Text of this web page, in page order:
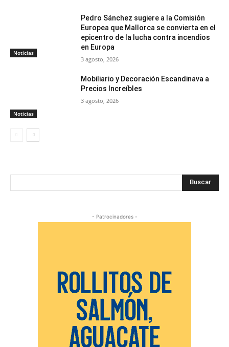
Noticias
Pedro Sánchez sugiere a la Comisión
Europea que Mallorca se convierta en el
epicentro de la lucha contra incendios
en Europa
3 agosto, 2026
Noticias
Mobiliario y Decoración Escandinava a
Precios Increíbles
3 agosto, 2026
Buscar
- Patrocinadores -